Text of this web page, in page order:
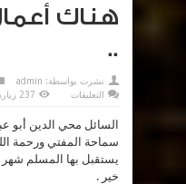
هناك
..
نشرت بواسطة: admin
التعليقات
(
1607
)
كيف
نستقبل
237 زيارة
السائل محي الدين أبو
سماحة المفتي ورحمة
يستقبل بها المسلم شهر
خير .